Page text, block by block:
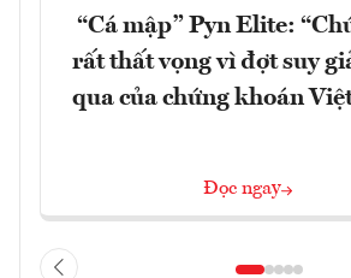
“Cá mập” Pyn Elite:
rất thất vọng vì đợt suy
qua của chứng khoán
Đọc ngay